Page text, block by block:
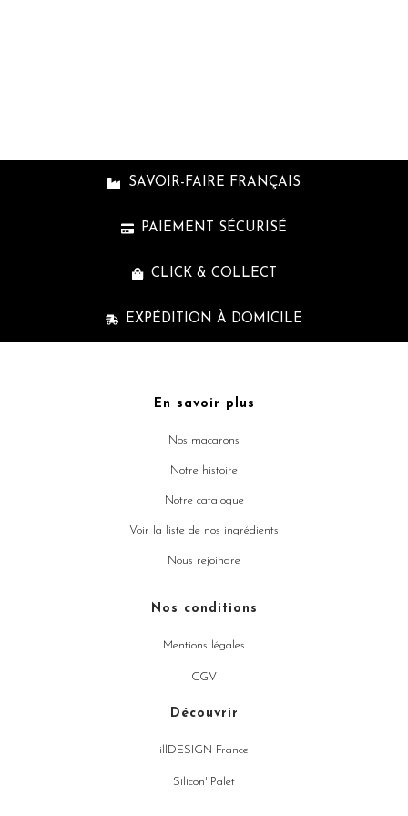
SAVOIR-FAIRE FRANÇAIS
PAIEMENT SÉCURISÉ
CLICK & COLLECT
EXPÉDITION À DOMICILE
En savoir plus
Nos macarons
Notre histoire
Notre catalogue
Voir la liste de nos ingrédients
Nous rejoindre
Nos conditions
Mentions légales
CGV
Découvrir
illDESIGN France
Silicon' Palet